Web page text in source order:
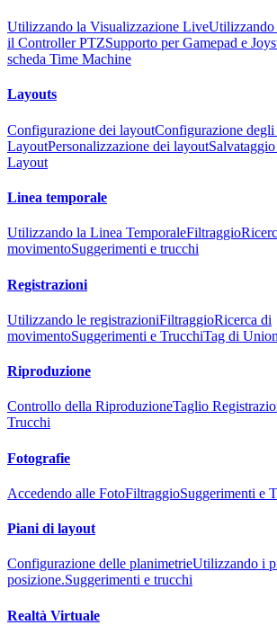
Utilizzando la Visualizzazione LiveUtilizzando
il Controller PTZSupporto per Gamepad e
scheda Time Machine
Layouts
Configurazione dei layoutConfigurazione
LayoutPersonalizzazione dei layout
Layout
Linea temporale
Utilizzando la Linea TemporaleFiltraggio
movimentoSuggerimenti e trucchi
Registrazioni
Utilizzando le registrazioniFiltraggioRicerca di
movimentoSuggerimenti e TrucchiTag di
Riproduzione
Controllo della RiproduzioneTaglio
Trucchi
Fotografie
Accedendo alle FotoFiltraggioSuggerimenti e
Piani di layout
Configurazione delle planimetrieUtilizzando i
posizione.Suggerimenti e trucchi
Realtà Virtuale